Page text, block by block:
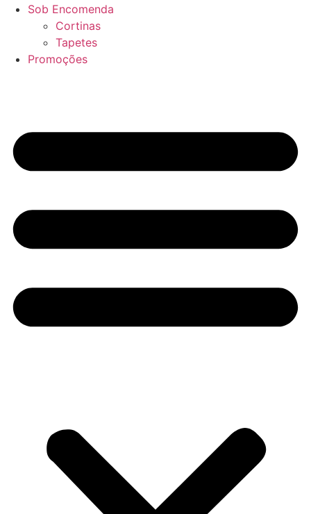
Sob Encomenda
Cortinas
Tapetes
Promoções